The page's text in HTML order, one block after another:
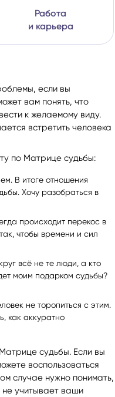
Работа
и карьера
если вы
вам понять, что
к желаемому виду.
встретить человека
по Матрице судьбы:
В итоге отношения
Хочу разобраться в
происходит перекос в
чтобы времени и сил
всё не те люди, а кто
моим подарком судьбы?
не торопиться с этим.
как аккуратно
судьбы. Если вы
воспользоваться
случае нужно понимать,
учитывает ваши